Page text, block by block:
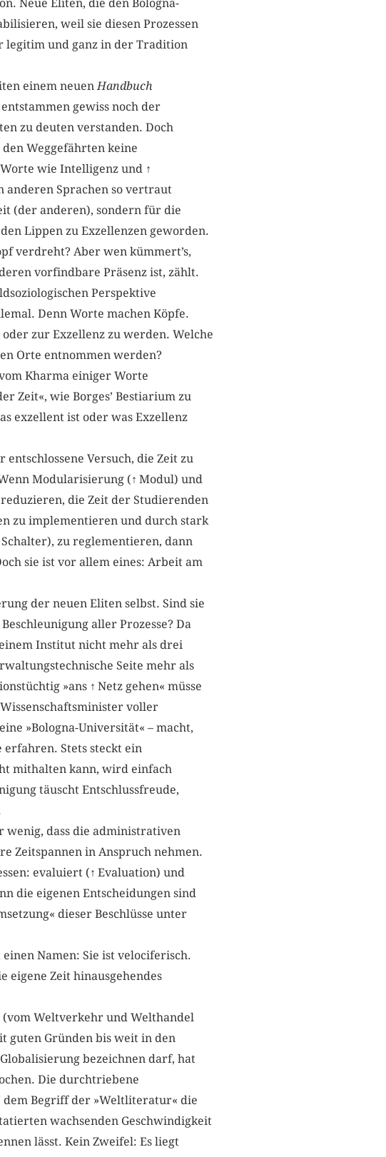
Neue Eliten, die den Bologna-
weil sie diesen Prozessen
legitim und ganz in der Tradition
einem neuenHandbuch
gewiss noch der
zu deuten verstanden. Doch
Weggefährten keine
wie Intelligenz und ↑
anderen Sprachen so vertraut
(der anderen), sondern für die
Lippen zu Exzellenzen geworden.
verdreht? Aber wen kümmert’s,
vorfindbare Präsenz ist, zählt.
Perspektive
Denn Worte machen Köpfe.
zur Exzellenz zu werden. Welche
Orte entnommen werden?
Kharma einiger Worte
Zeit«, wie Borges’ Bestiarium zu
exzellent ist oder was Exzellenz
Versuch, die Zeit zu
Modularisierung (↑ Modul) und
die Zeit der Studierenden
zu implementieren und durch stark
Schalter), zu reglementieren, dann
sie ist vor allem eines: Arbeit am
der neuen Eliten selbst. Sind sie
aller Prozesse? Da
Institut nicht mehr als drei
Seite mehr als
»ans ↑ Netz gehen« müsse
voller
»Bologna-Universität« – macht,
erfahren. Stets steckt ein
mithalten kann, wird einfach
täuscht Entschlussfreude,
wenig, dass die administrativen
Zeitspannen in Anspruch nehmen.
evaluiert (↑ Evaluation) und
die eigenen Entscheidungen sind
dieser Beschlüsse unter
Namen: Sie ist velociferisch.
Zeit hinausgehendes
Weltverkehr und Welthandel
guten Gründen bis weit in den
Globalisierung bezeichnen darf, hat
Die durchtriebene
dem Begriff der »Weltliteratur« die
wachsenden Geschwindigkeit
lässt. Kein Zweifel: Es liegt